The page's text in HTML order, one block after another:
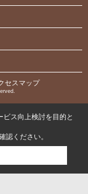
セスマップ
ス向上検討を目的と
認ください。